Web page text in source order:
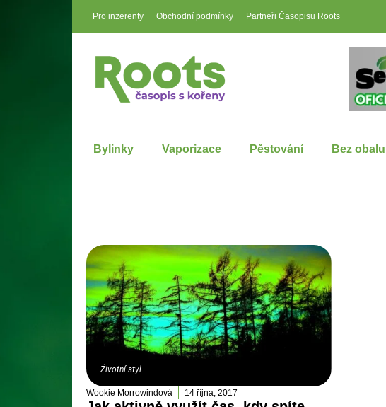
Pro inzerenty Obchodní podmínky Partneři Časopisu Roots
Bylinky Vaporizace Pěstování Bez obalu
Životní styl
Wookie Morrowindová 14 října, 2017